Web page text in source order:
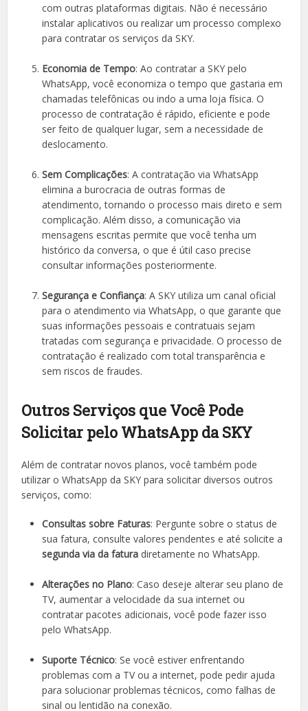
com outras plataformas digitais. Não é necessário
instalar aplicativos ou realizar um processo complexo
para contratar os serviços da SKY.
Economia de Tempo: Ao contratar a SKY pelo
WhatsApp, você economiza o tempo que gastaria em
chamadas telefônicas ou indo a uma loja física. O
processo de contratação é rápido, eficiente e pode
ser feito de qualquer lugar, sem a necessidade de
deslocamento.
Sem Complicações: A contratação via WhatsApp
elimina a burocracia de outras formas de
atendimento, tornando o processo mais direto e sem
complicação. Além disso, a comunicação via
mensagens escritas permite que você tenha um
histórico da conversa, o que é útil caso precise
consultar informações posteriormente.
Segurança e Confiança: A SKY utiliza um canal oficial
para o atendimento via WhatsApp, o que garante que
suas informações pessoais e contratuais sejam
tratadas com segurança e privacidade. O processo de
contratação é realizado com total transparência e
sem riscos de fraudes.
Outros Serviços que Você Pode
Solicitar pelo WhatsApp da SKY
Além de contratar novos planos, você também pode
utilizar o WhatsApp da SKY para solicitar diversos outros
serviços, como:
Consultas sobre Faturas: Pergunte sobre o status de
sua fatura, consulte valores pendentes e até solicite a
segunda via da fatura diretamente no WhatsApp.
Alterações no Plano: Caso deseje alterar seu plano de
TV, aumentar a velocidade da sua internet ou
contratar pacotes adicionais, você pode fazer isso
pelo WhatsApp.
Suporte Técnico: Se você estiver enfrentando
problemas com a TV ou a internet, pode pedir ajuda
para solucionar problemas técnicos, como falhas de
sinal ou lentidão na conexão.